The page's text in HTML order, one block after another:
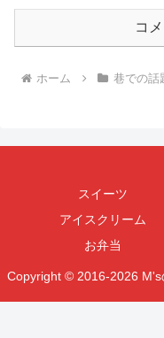
コ
ホーム 巷での話
スイーツ
アイスクリーム
お弁当
Copyright © 2016-2026 M's